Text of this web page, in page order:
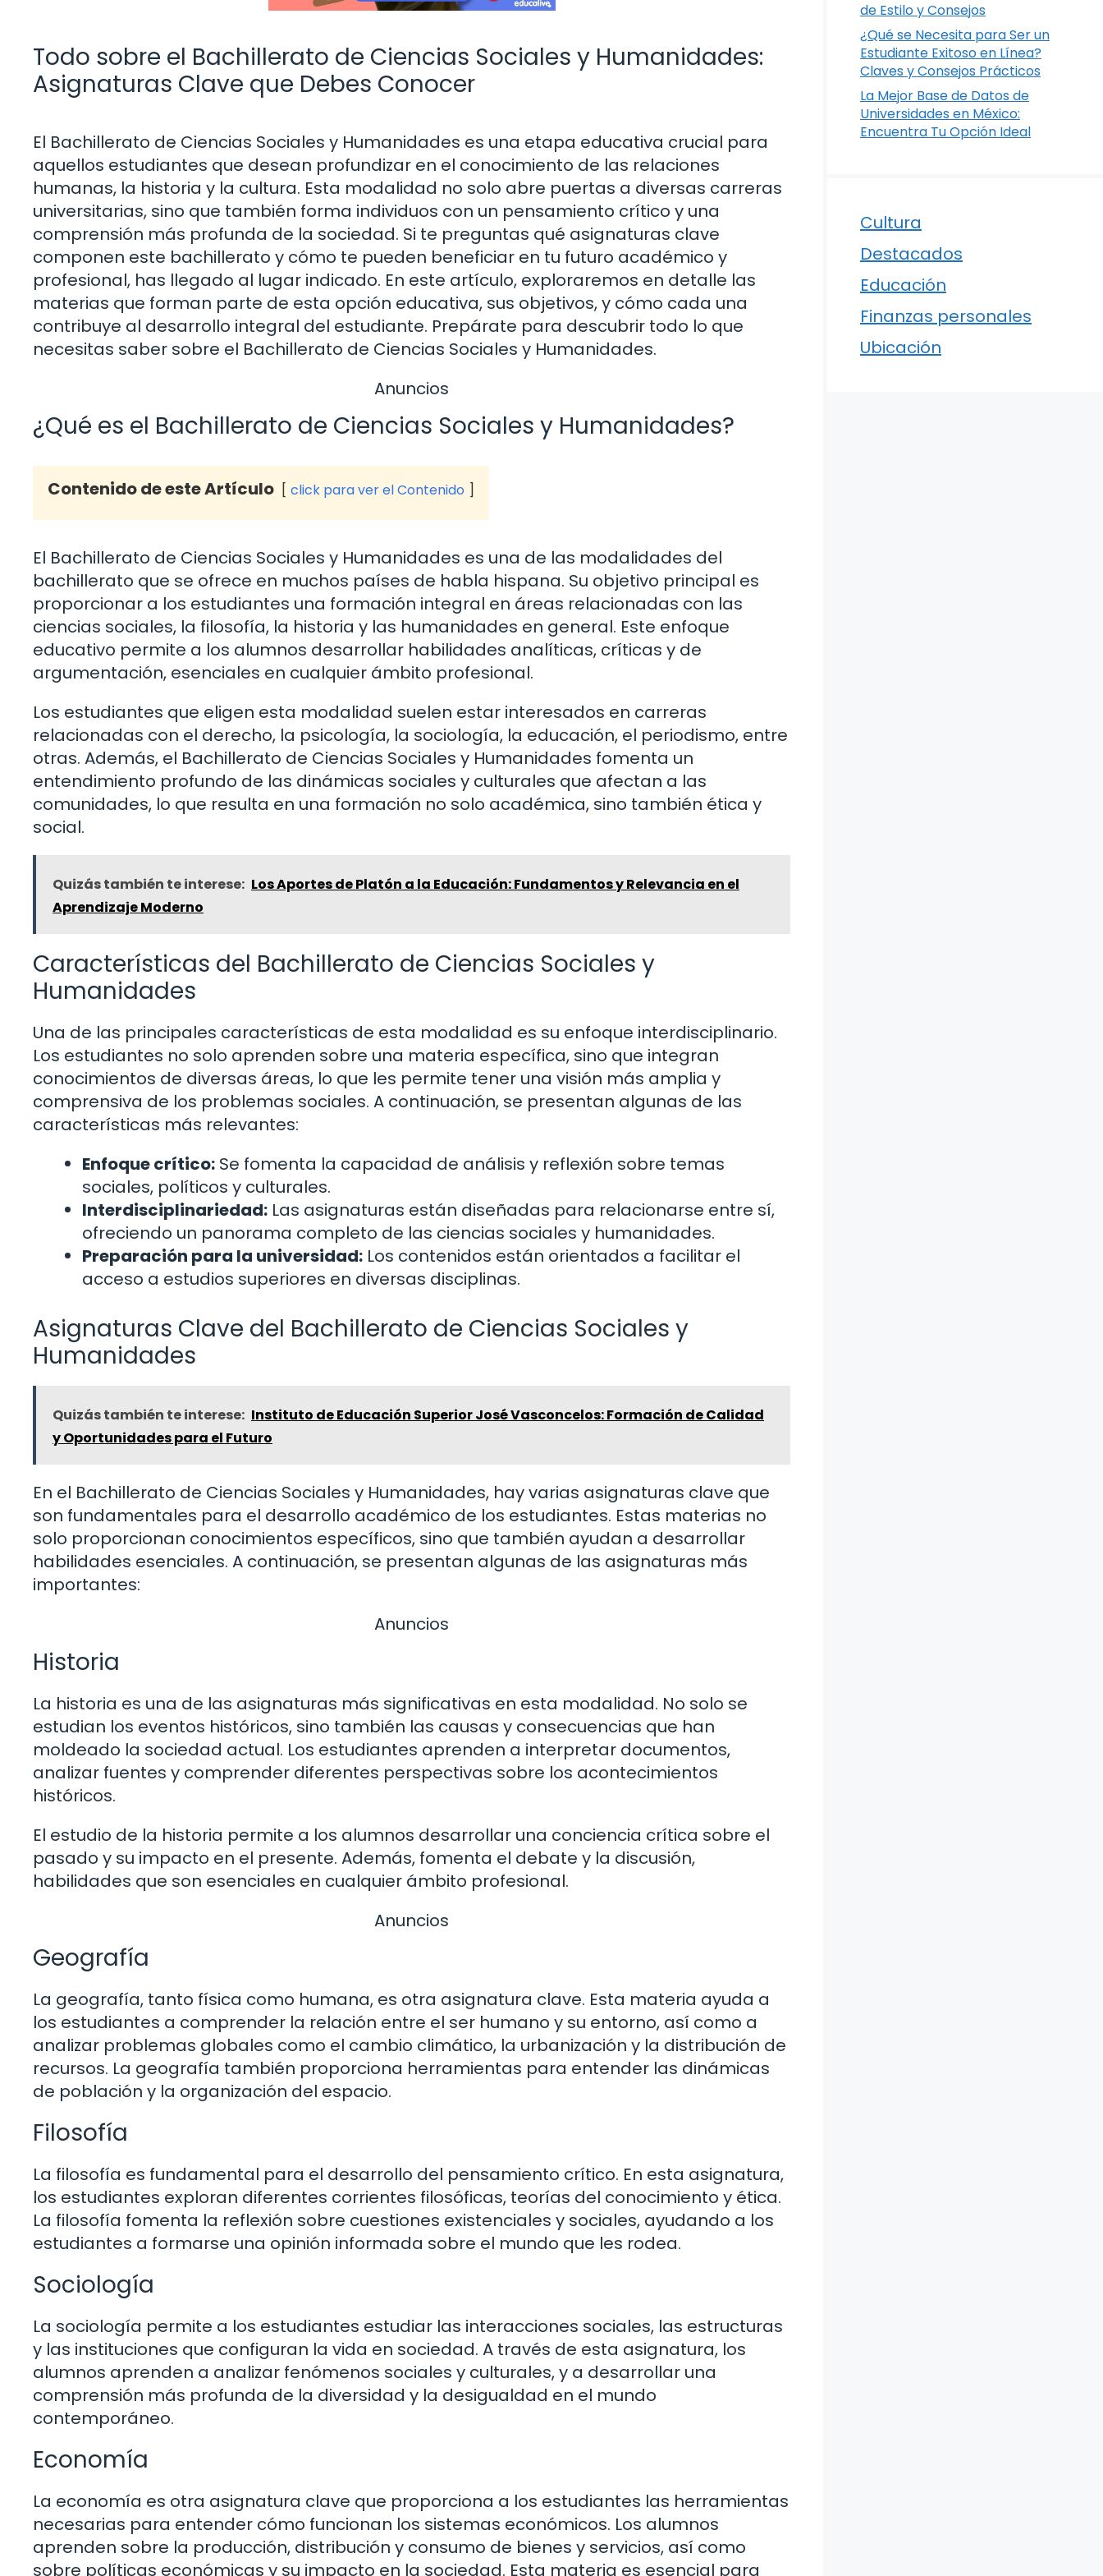
Todo sobre el Bachillerato de Ciencias Sociales y Humanidades:
Asignaturas Clave que Debes Conocer
El Bachillerato de Ciencias Sociales y Humanidades es una etapa educativa crucial para
aquellos estudiantes que desean profundizar en el conocimiento de las relaciones
humanas, la historia y la cultura. Esta modalidad no solo abre puertas a diversas carreras
universitarias, sino que también forma individuos con un pensamiento crítico y una
comprensión más profunda de la sociedad. Si te preguntas qué asignaturas clave
componen este bachillerato y cómo te pueden beneficiar en tu futuro académico y
profesional, has llegado al lugar indicado. En este artículo, exploraremos en detalle las
materias que forman parte de esta opción educativa, sus objetivos, y cómo cada una
contribuye al desarrollo integral del estudiante. Prepárate para descubrir todo lo que
necesitas saber sobre el Bachillerato de Ciencias Sociales y Humanidades.
Anuncios
¿Qué es el Bachillerato de Ciencias Sociales y Humanidades?
Contenido de este Artículo click para ver el Contenido
El Bachillerato de Ciencias Sociales y Humanidades es una de las modalidades del
bachillerato que se ofrece en muchos países de habla hispana. Su objetivo principal es
proporcionar a los estudiantes una formación integral en áreas relacionadas con las
ciencias sociales, la filosofía, la historia y las humanidades en general. Este enfoque
educativo permite a los alumnos desarrollar habilidades analíticas, críticas y de
argumentación, esenciales en cualquier ámbito profesional.
Los estudiantes que eligen esta modalidad suelen estar interesados en carreras
relacionadas con el derecho, la psicología, la sociología, la educación, el periodismo, entre
otras. Además, el Bachillerato de Ciencias Sociales y Humanidades fomenta un
entendimiento profundo de las dinámicas sociales y culturales que afectan a las
comunidades, lo que resulta en una formación no solo académica, sino también ética y
social.
Quizás también te interese: Los Aportes de Platón a la Educación: Fundamentos y Relevancia en el
Aprendizaje Moderno
Características del Bachillerato de Ciencias Sociales y
Humanidades
Una de las principales características de esta modalidad es su enfoque interdisciplinario.
Los estudiantes no solo aprenden sobre una materia específica, sino que integran
conocimientos de diversas áreas, lo que les permite tener una visión más amplia y
comprensiva de los problemas sociales. A continuación, se presentan algunas de las
características más relevantes:
Enfoque crítico: Se fomenta la capacidad de análisis y reflexión sobre temas
sociales, políticos y culturales.
Interdisciplinariedad: Las asignaturas están diseñadas para relacionarse entre sí,
ofreciendo un panorama completo de las ciencias sociales y humanidades.
Preparación para la universidad: Los contenidos están orientados a facilitar el
acceso a estudios superiores en diversas disciplinas.
Asignaturas Clave del Bachillerato de Ciencias Sociales y
Humanidades
Quizás también te interese: Instituto de Educación Superior José Vasconcelos: Formación de Calidad
y Oportunidades para el Futuro
En el Bachillerato de Ciencias Sociales y Humanidades, hay varias asignaturas clave que
son fundamentales para el desarrollo académico de los estudiantes. Estas materias no
solo proporcionan conocimientos específicos, sino que también ayudan a desarrollar
habilidades esenciales. A continuación, se presentan algunas de las asignaturas más
importantes:
Anuncios
Historia
La historia es una de las asignaturas más significativas en esta modalidad. No solo se
estudian los eventos históricos, sino también las causas y consecuencias que han
moldeado la sociedad actual. Los estudiantes aprenden a interpretar documentos,
analizar fuentes y comprender diferentes perspectivas sobre los acontecimientos
históricos.
El estudio de la historia permite a los alumnos desarrollar una conciencia crítica sobre el
pasado y su impacto en el presente. Además, fomenta el debate y la discusión,
habilidades que son esenciales en cualquier ámbito profesional.
Anuncios
Geografía
La geografía, tanto física como humana, es otra asignatura clave. Esta materia ayuda a
los estudiantes a comprender la relación entre el ser humano y su entorno, así como a
analizar problemas globales como el cambio climático, la urbanización y la distribución de
recursos. La geografía también proporciona herramientas para entender las dinámicas
de población y la organización del espacio.
Filosofía
La filosofía es fundamental para el desarrollo del pensamiento crítico. En esta asignatura,
los estudiantes exploran diferentes corrientes filosóficas, teorías del conocimiento y ética.
La filosofía fomenta la reflexión sobre cuestiones existenciales y sociales, ayudando a los
estudiantes a formarse una opinión informada sobre el mundo que les rodea.
Sociología
La sociología permite a los estudiantes estudiar las interacciones sociales, las estructuras
y las instituciones que configuran la vida en sociedad. A través de esta asignatura, los
alumnos aprenden a analizar fenómenos sociales y culturales, y a desarrollar una
comprensión más profunda de la diversidad y la desigualdad en el mundo
contemporáneo.
Economía
La economía es otra asignatura clave que proporciona a los estudiantes las herramientas
necesarias para entender cómo funcionan los sistemas económicos. Los alumnos
aprenden sobre la producción, distribución y consumo de bienes y servicios, así como
sobre políticas económicas y su impacto en la sociedad. Esta materia es esencial para
de Estilo y Consejos
¿Qué se Necesita para Ser un
Estudiante Exitoso en Línea?
Claves y Consejos Prácticos
La Mejor Base de Datos de
Universidades en México:
Encuentra Tu Opción Ideal
Cultura
Destacados
Educación
Finanzas personales
Ubicación